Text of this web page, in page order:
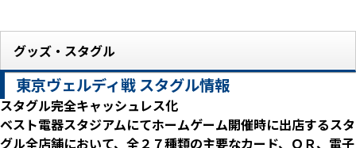
グッズ・スタグル
東京ヴェルディ戦 スタグル情報
スタグル完全キャッシュレス化
ベスト電器スタジアムにてホームゲーム開催時に出店するスタ
グル全店舗において、全２７種類の主要なカード、ＱＲ、電子